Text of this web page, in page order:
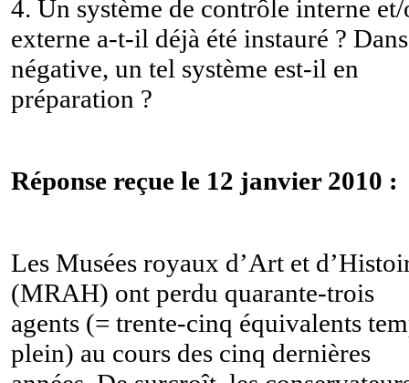
4. Un système de contrôle interne
externe a-t-il déjà été instauré ?
négative, un tel système est-il en
préparation ?
Réponse reçue le 12 janvier 2010 :
Les Musées royaux d’Art et
(MRAH) ont perdu quarante-trois
agents (= trente-cinq équivalents
plein) au cours des cinq dernières